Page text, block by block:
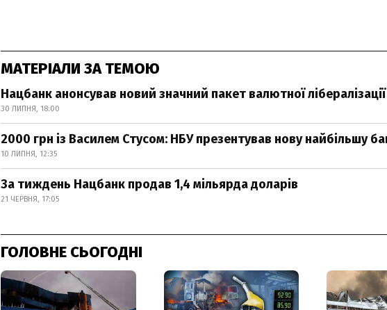
МАТЕРІАЛИ ЗА ТЕМОЮ
Нацбанк анонсував новий значний пакет валютної лібералізації
30 ЛИПНЯ, 18:00
2000 грн із Василем Стусом: НБУ презентував нову найбільшу
10 ЛИПНЯ, 12:35
За тиждень Нацбанк продав 1,4 мільярда доларів
21 ЧЕРВНЯ, 17:05
ГОЛОВНЕ СЬОГОДНІ